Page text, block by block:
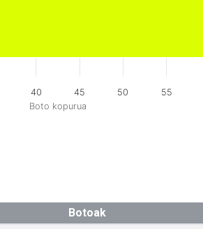
Boto kopurua
40 45 50 55
Botoak